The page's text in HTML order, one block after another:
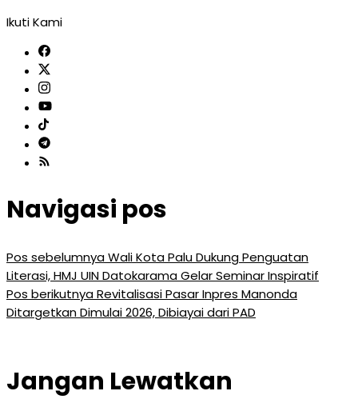
Ikuti Kami
Navigasi pos
Pos sebelumnyaWali Kota Palu Dukung Penguatan
Literasi, HMJ UIN Datokarama Gelar Seminar Inspiratif
Pos berikutnyaRevitalisasi Pasar Inpres Manonda
Ditargetkan Dimulai 2026, Dibiayai dari PAD
Jangan Lewatkan